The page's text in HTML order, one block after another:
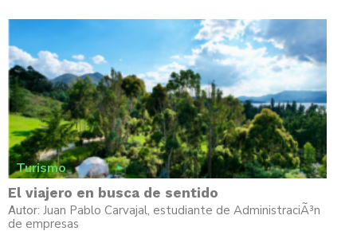
Turismo
El viajero en busca de sentido
Autor: Juan Pablo Carvajal, estudiante de AdministraciÃ³n
de empresas